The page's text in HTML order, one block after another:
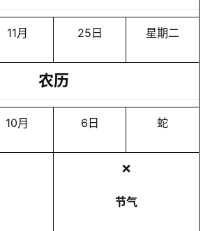
11月 25日 星期二
农历
10月 6日 蛇
❌
节气